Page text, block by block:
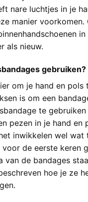
nare luchtjes in je
manier voorkomen.
als nieuw.
gebruiken?
om je hand en pols
is om een
te
pezen in je hand en
inwikkelen wel
voor de eerste keren
van de bandages
hoe je ze